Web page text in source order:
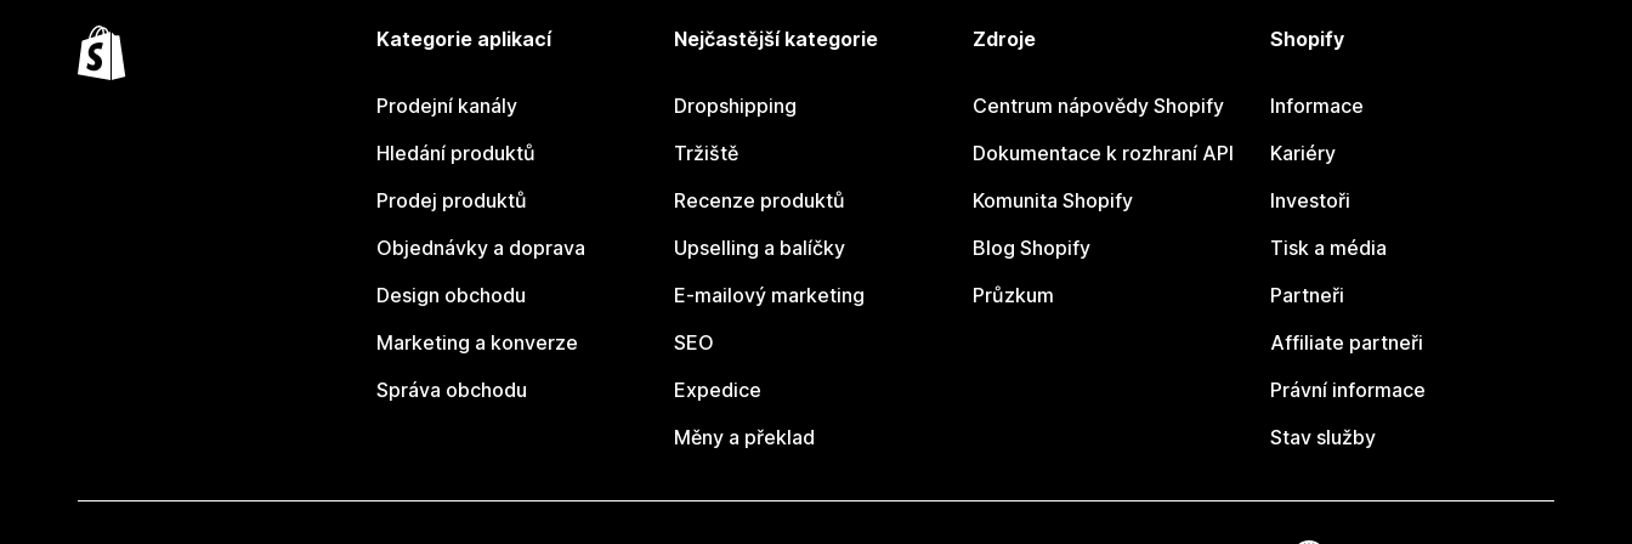
Kategorie aplikací
Prodejní kanály
Hledání produktů
Prodej produktů
Objednávky a doprava
Design obchodu
Marketing a konverze
Správa obchodu
Nejčastější kategorie
Dropshipping
Tržiště
Recenze produktů
Upselling a balíčky
E-mailový marketing
SEO
Expedice
Měny a překlad
Zdroje
Centrum nápovědy Shopify
Dokumentace k rozhraní API
Komunita Shopify
Blog Shopify
Průzkum
Shopify
Informace
Kariéry
Investoři
Tisk a média
Partneři
Affiliate partneři
Právní informace
Stav služby